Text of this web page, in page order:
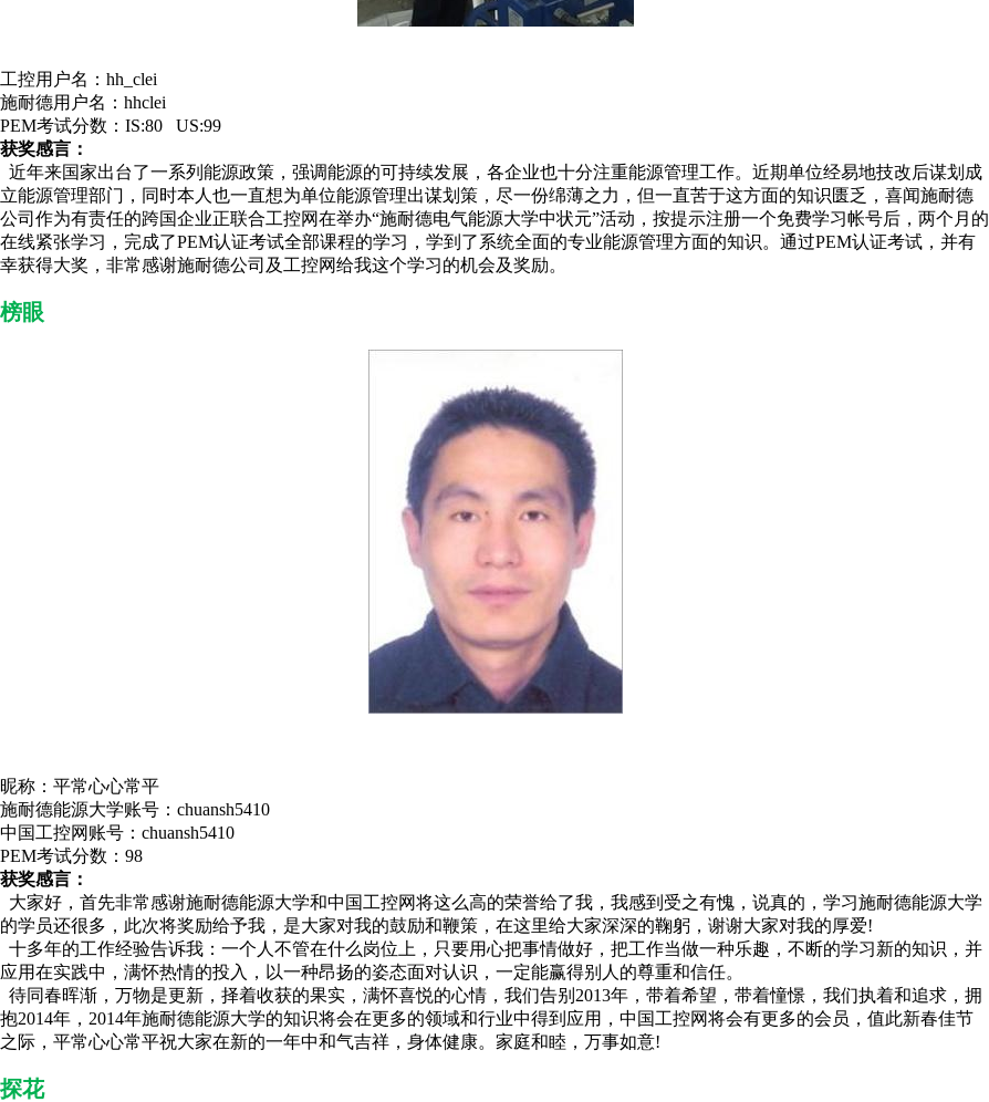
工控用户名：hh_clei
施耐德用户名：hhclei
PEM考试分数：IS:80 US:99
获奖感言：
近年来国家出台了一系列能源政策，强调能源的可持续发展，各企业也十分注重能源管理工作。近期单位经易地技改后谋划成
立能源管理部门，同时本人也一直想为单位能源管理出谋划策，尽一份绵薄之力，但一直苦于这方面的知识匮乏，喜闻施耐德
公司作为有责任的跨国企业正联合工控网在举办“施耐德电气能源大学中状元”活动，按提示注册一个免费学习帐号后，两个月的
在线紧张学习，完成了PEM认证考试全部课程的学习，学到了系统全面的专业能源管理方面的知识。通过PEM认证考试，并有
幸获得大奖，非常感谢施耐德公司及工控网给我这个学习的机会及奖励。
榜眼
昵称：平常心心常平
施耐德能源大学账号：chuansh5410
中国工控网账号：chuansh5410
PEM考试分数：98
获奖感言：
大家好，首先非常感谢施耐德能源大学和中国工控网将这么高的荣誉给了我，我感到受之有愧，说真的，学习施耐德能源大学
的学员还很多，此次将奖励给予我，是大家对我的鼓励和鞭策，在这里给大家深深的鞠躬，谢谢大家对我的厚爱!
十多年的工作经验告诉我：一个人不管在什么岗位上，只要用心把事情做好，把工作当做一种乐趣，不断的学习新的知识，并
应用在实践中，满怀热情的投入，以一种昂扬的姿态面对认识，一定能赢得别人的尊重和信任。
待同春晖渐，万物是更新，择着收获的果实，满怀喜悦的心情，我们告别2013年，带着希望，带着憧憬，我们执着和追求，拥
抱2014年，2014年施耐德能源大学的知识将会在更多的领域和行业中得到应用，中国工控网将会有更多的会员，值此新春佳节
之际，平常心心常平祝大家在新的一年中和气吉祥，身体健康。家庭和睦，万事如意!
探花